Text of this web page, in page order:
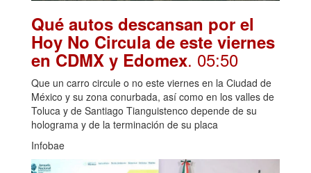
Qué autos descansan por el
Hoy No Circula de este viernes
en CDMX y Edomex. 05:50
Que un carro circule o no este viernes en la Ciudad de
México y su zona conurbada, así como en los valles de
Toluca y de Santiago Tianguistenco depende de su
holograma y de la terminación de su placa
Infobae